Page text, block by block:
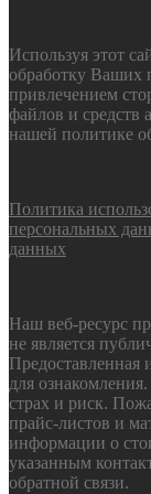
Используя этот
обработку Ваших
привлечением
файлов и средств
нашей политике
Политика
персональных
данных
Наш веб-ресурс
не является
Предоставленная
для
страх и риск.
прайс-листов и
информации о
указанным
обратной связи.